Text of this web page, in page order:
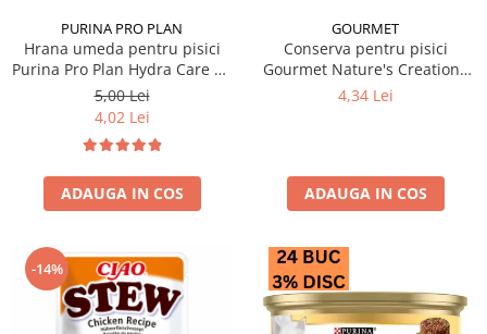
PURINA PRO PLAN
Hrana umeda pentru pisici
Purina Pro Plan Hydra Care cu
somon 75 gr
5,00 Lei
4,02 Lei
ADAUGA IN COS
GOURMET
Conserva pentru pisici
Gourmet Nature's Creations
cu pui & spanac & rosii 85 gr
4,34 Lei
ADAUGA IN COS
-14%